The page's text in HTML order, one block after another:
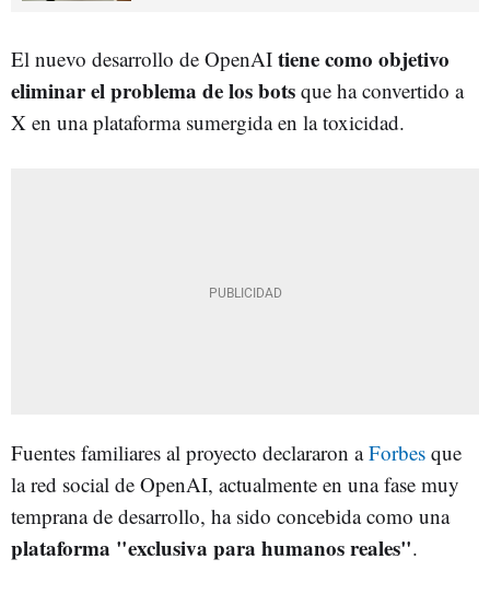
El nuevo desarrollo de OpenAI tiene como objetivo
eliminar el problema de los bots que ha convertido a
X en una plataforma sumergida en la toxicidad.
Fuentes familiares al proyecto declararon aForbes que
la red social de OpenAI, actualmente en una fase muy
temprana de desarrollo, ha sido concebida como una
plataforma "exclusiva para humanos reales".